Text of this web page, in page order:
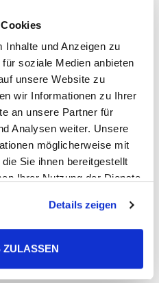
Inhalte und Anzeigen zu
soziale Medien anbieten
unsere Website zu
wir Informationen zu Ihrer
an unsere Partner für
Analysen weiter. Unsere
möglicherweise mit
Sie ihnen bereitgestellt
Ihrer Nutzung der Dienste
weiterhin nutzen.
Details zeigen
ZULASSEN
in
glauben.